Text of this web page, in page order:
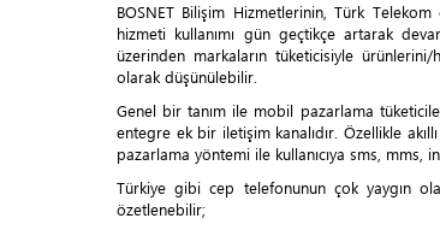
BOSNET Bilişim Hizmetlerinin, Türk
hizmeti kullanımı gün geçtikçe artarak
üzerinden markaların tüketicisiyle
olarak düşünülebilir.
Genel bir tanım ile mobil pazarlama
entegre ek bir iletişim kanalıdır. Özellikle
pazarlama yöntemi ile kullanıcıya sms, mms,
Türkiye gibi cep telefonunun çok yaygın
özetlenebilir;